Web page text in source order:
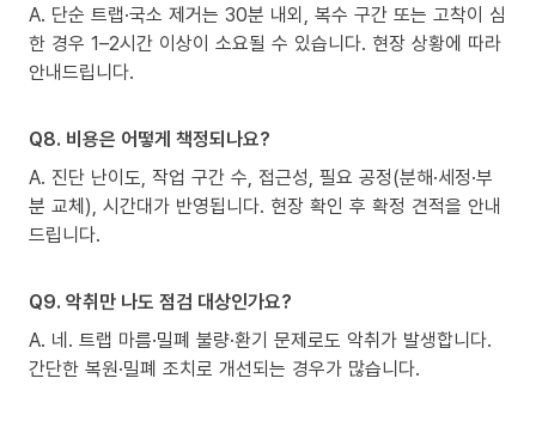
A. 단순 트랩·국소 제거는 30분 내외, 복수 구간 또는 고착이 심
한 경우 1–2시간 이상이 소요될 수 있습니다. 현장 상황에 따라
안내드립니다.
Q8. 비용은 어떻게 책정되나요?
A. 진단 난이도, 작업 구간 수, 접근성, 필요 공정(분해·세정·부
분 교체), 시간대가 반영됩니다. 현장 확인 후 확정 견적을 안내
드립니다.
Q9. 악취만 나도 점검 대상인가요?
A. 네. 트랩 마름·밀폐 불량·환기 문제로도 악취가 발생합니다.
간단한 복원·밀폐 조치로 개선되는 경우가 많습니다.